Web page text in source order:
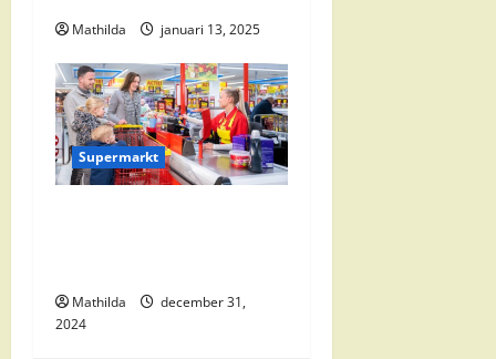
Mathilda januari 13, 2025
Supermarkt
Mathilda
december 31,
2024